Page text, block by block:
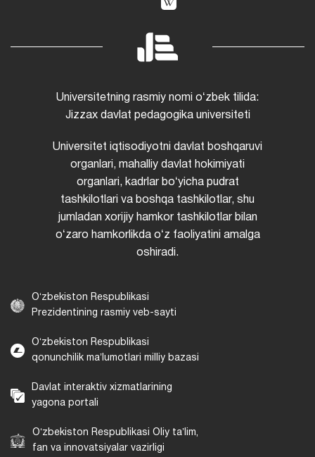
Universitetning rasmiy nomi oʻzbek tilida:
Jizzax davlat pedagogika universiteti
Universitet iqtisodiyotni davlat boshqaruvi
organlari, mahalliy davlat hokimiyati
organlari, kadrlar boʻyicha pudrat
tashkilotlari va boshqa tashkilotlar, shu
jumladan xorijiy hamkor tashkilotlar bilan
oʻzaro hamkorlikda oʻz faoliyatini amalga
oshiradi.
Oʻzbekiston Respublikasi
Prezidentining rasmiy veb-sayti
Oʻzbekiston Respublikasi
qonunchilik maʼlumotlari milliy bazasi
Davlat interaktiv xizmatlarining
yagona portali
Oʻzbekiston Respublikasi Oliy taʼlim,
fan va innovatsiyalar vazirligi